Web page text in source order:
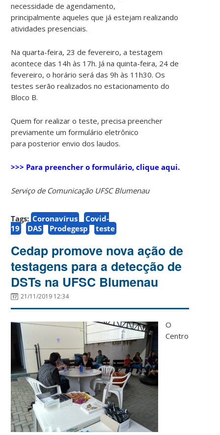
necessidade de agendamento,
principalmente aqueles que já estejam realizando
atividades presenciais.
Na quarta-feira, 23 de fevereiro, a testagem
acontece das 14h às 17h. Já na quinta-feira, 24 de
fevereiro, o horário será das 9h às 11h30. Os
testes serão realizados no estacionamento do
Bloco B.
Quem for realizar o teste, precisa preencher
previamente um formulário eletrônico
para posterior envio dos laudos.
>>> Para preencher o formulário, clique aqui.
Serviço de Comunicação UFSC Blumenau
Tags: Coronavírus
Covid-
19
DAS Prodegesp teste
Cedap promove nova ação de
testagens para a detecção de
DSTs na UFSC Blumenau
21/11/2019 12:34
O
Centro